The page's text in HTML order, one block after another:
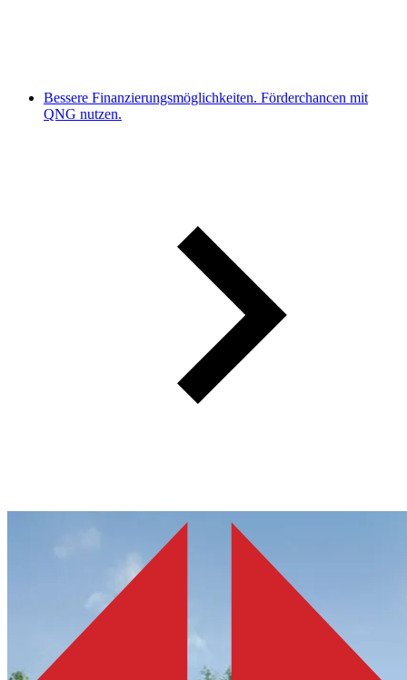
Bessere Finanzierungsmöglichkeiten. Förderchancen mit
QNG nutzen.